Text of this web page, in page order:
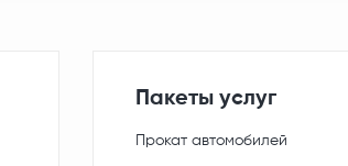
Пакеты услуг
Прокат автомобилей